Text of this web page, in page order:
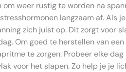
weer rustig te worden na
langzaam af. Als
zich juist op. Dit zorgt voor
Om goed te herstellen van
te zorgen. Probeer elke
voor het slapen. Zo help je je